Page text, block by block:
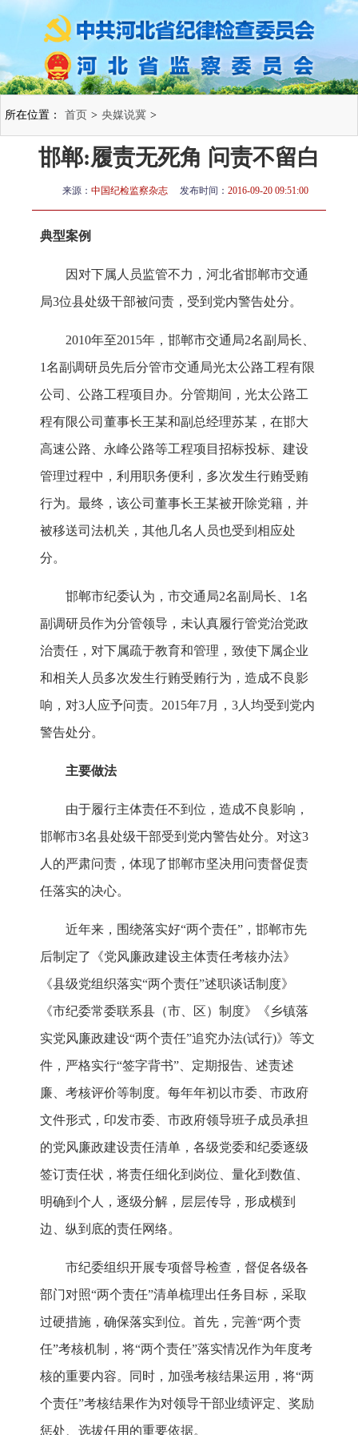
所在位置： 首页 > 央媒说冀 >
邯郸:履责无死角 问责不留白
来源： 中国纪检监察杂志 发布时间： 2016-09-20 09:51:00
典型案例
因对下属人员监管不力，河北省邯郸市交通
局3位县处级干部被问责，受到党内警告处分。
2010年至2015年，邯郸市交通局2名副局长、
1名副调研员先后分管市交通局光太公路工程有限
公司、公路工程项目办。分管期间，光太公路工
程有限公司董事长王某和副总经理苏某，在邯大
高速公路、永峰公路等工程项目招标投标、建设
管理过程中，利用职务便利，多次发生行贿受贿
行为。最终，该公司董事长王某被开除党籍，并
被移送司法机关，其他几名人员也受到相应处
分。
邯郸市纪委认为，市交通局2名副局长、1名
副调研员作为分管领导，未认真履行管党治党政
治责任，对下属疏于教育和管理，致使下属企业
和相关人员多次发生行贿受贿行为，造成不良影
响，对3人应予问责。2015年7月，3人均受到党内
警告处分。
主要做法
由于履行主体责任不到位，造成不良影响，
邯郸市3名县处级干部受到党内警告处分。对这3
人的严肃问责，体现了邯郸市坚决用问责督促责
任落实的决心。
近年来，围绕落实好“两个责任”，邯郸市先
后制定了《党风廉政建设主体责任考核办法》
《县级党组织落实“两个责任”述职谈话制度》
《市纪委常委联系县（市、区）制度》《乡镇落
实党风廉政建设“两个责任”追究办法(试行)》等文
件，严格实行“签字背书”、定期报告、述责述
廉、考核评价等制度。每年年初以市委、市政府
文件形式，印发市委、市政府领导班子成员承担
的党风廉政建设责任清单，各级党委和纪委逐级
签订责任状，将责任细化到岗位、量化到数值、
明确到个人，逐级分解，层层传导，形成横到
边、纵到底的责任网络。
市纪委组织开展专项督导检查，督促各级各
部门对照“两个责任”清单梳理出任务目标，采取
过硬措施，确保落实到位。首先，完善“两个责
任”考核机制，将“两个责任”落实情况作为年度考
核的重要内容。同时，加强考核结果运用，将“两
个责任”考核结果作为对领导干部业绩评定、奖励
惩处、选拔任用的重要依据。